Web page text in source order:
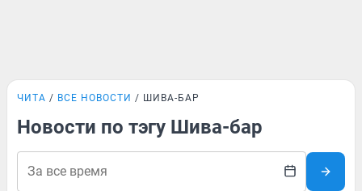
ЧИТА ВСЕ НОВОСТИ ШИВА-БАР
Новости по тэгу Шива-бар